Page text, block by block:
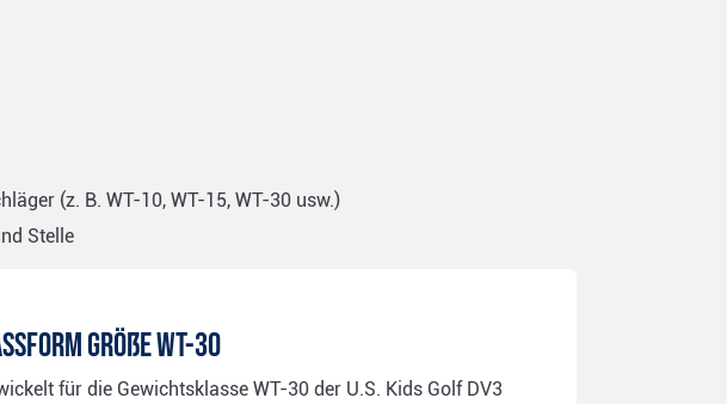
(z. B. WT-10, WT-15, WT-30 usw.)
Stelle
Größe WT-30
für die Gewichtsklasse WT-30 der U.S. Kids Golf DV3